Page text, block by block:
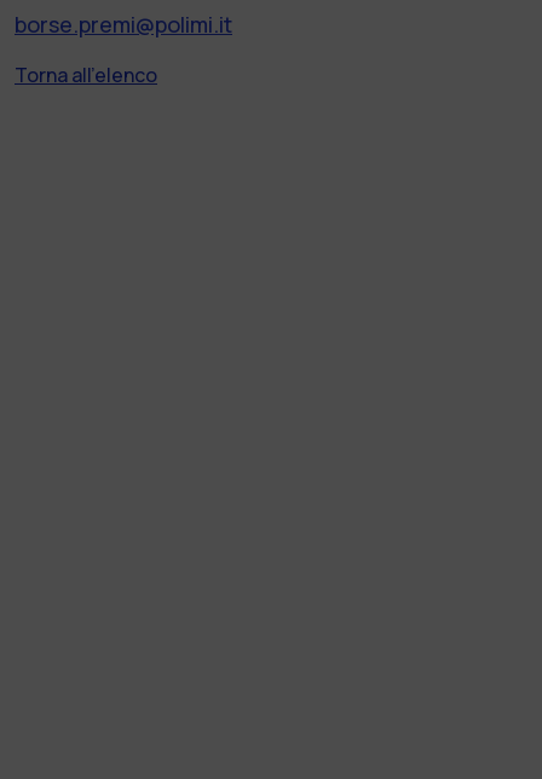
borse.premi@polimi.it
Torna all'elenco